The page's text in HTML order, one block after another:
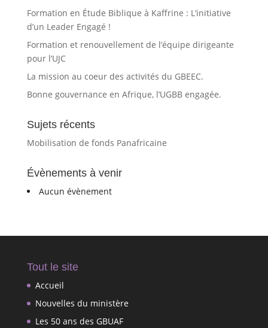
Formation en Étude Biblique à Kaffrine : L’initiative
d’un Leader Engagé !
Formation et renouvellement de l’équipe dirigeante
pour l’UJC
La mission au coeur des activités du GBEEC.
Bonne gouvernance en Afrique, l’UGBB engagée.
Sujets récents
Mobilisation de fonds Panafricaine
Évènements à venir
Aucun évènement
Tout le site
Accueil
Nouvelles du ministère
Les 50 ans des GBUAF